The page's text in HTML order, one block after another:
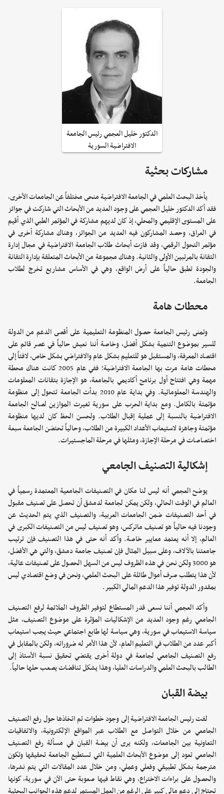
الدكتور خليل العجمي رئيس الجامعة
الافتراضية السورية
مشاركات بحثية
يأخذ البحث العلمي في الجامعة الافتراضية منحى مختلفاً عن الجامعات الأخرى،
فقد أكد الدكتور خليل العجمي على وجود العديد من الأبحاث التي شاركت في جوائز
على المستوى الإقليمي والمحلي، إذ كان لديهم مشاركة في المؤتمر الطبي الذي أقيم
في العراق، وحصد المشاركون فيه العديد من الجوائز، وهناك مشاركة أخرى في
مؤتمر التحول الرقمي، وقد فازت أبحاث طلاب الجامعة الافتراضية في مجال إدارة
التقانة بالمرتبين الأولى والثانية. وهناك مجموعة من الأبحاث المتعلقة بإدارة التقانة
والجودة تطبق حالياً على أرض الواقع، وهي في الأساس مشاريع تخرج لطلاب
الجامعة.
محطات هامة
وتمنى رئيس الجامعة حصول المنظومة التعليمية على أقصى الدعم من الدولة
للسير بموضوع التنمية بشكل أفضل، وخاصة أننا نعيش حالياً في عصر قائم على
اقتصاد المعرفة، والمستقبل هو للتعليم بشكل عام والافتراضي بشكل خاص، لافتاً إلى
محطات هامة مرت بها الجامعة الافتراضية؛ ففي عام 2005 كانت هناك محطة
مهمة وهي افتتاح أول برنامج أكاديمي بالجامعة، هو الإجازة بتقانات المعلومات
والهندسة المعلوماتية. وفي بداية عام 2010 بدأت الجامعة تتحول إلى منظومة
مؤتمتة بالكامل. ومع بداية الحرب على سورية تغيرت الموازين لصالح الجامعة
الافتراضية بالنسبة إلى عملية إقبال الطلاب. ولحسن الحظ كان لديها منظومة
مؤتمتة وجاهزة لاستيعاب الأعداد الكبيرة من الطلاب، وحالياً تحتضن الجامعة سبعة
اختصاصات في مرحلة الإجازة، ومثلها في مرحلة الماجستيرات.
إشكالية التصنيف الجامعي
يوضح العجمي أنه ليس لنا مكان في التصنيفات الجامعية المعتمدة رسمياً في
العالم في الوقت الحالي، ولكن يمكن لجامعة لدمشق أن تحصل على تصنيف مقبول
في أحد التصنيفات ضمن الجامعات العربية، والتصنيف الذي يتم الحديث عن
وجودنا فيه حالياً هو تصنيف ماتركس، وهو تصنيف ليس من التصنيفات الكبرى في
العالم، إلا أنه يعتمد معايير خاصة. وأكد أنه حتى في هذا التصنيف فإن ترتيب
جامعتنا بالآلاف، وعلى سبيل المثال فإن تصنيف جامعة دمشق، والتي هي الأفضل،
هو 3000 ولكن نحن في هذه الظروف ليس من السهل الحصول على تصنيفات عالية،
لأن هذا يتطلب صرف أموال طائلة على البحث العلمي، ونحن في وضع اقتصادي ليس
بمقدور الدولة توفير هذا الدعم المالي الكبير.
وأكد العجمي أننا نسعى قدر المستطاع لتوفير الظروف الملائمة لرفع التصنيف
الجامعي رغم وجود العديد من الإشكاليات المؤثرة على موضوع التصنيف، مثل
سياسة الاستيعاب في سورية، وهي سياسة لها طابع اجتماعي حيث يجب استيعاب
أكبر عدد من الطلاب في التعليم العام، لأن هذا الأمر له ضروراته، ولكن بالمقابل في
رفع التصنيف الجامعي لجامعة في دولة أخرى يقتضي تحقيق نسبة الأستاذ إلى
الطالب بالبحث العلمي والدراسات العليا، وهذا يشكل تناقضات يصعب حلها حالياً.
بيضة القبان
لفت رئيس الجامعة الافتراضية إلى وجود خطوات تم اتخاذها حول رفع التصنيف
الجامعي من خلال التواصل مع الطلاب عبر المواقع الإلكترونية، والاتفاقيات
التعاونية بين الجامعات، ولكنه يرى أن بيضة القبان في مسألة رفع التصنيف
الجامعي تعود إلى موضوع الأبحاث العلمية التي تستطيع الجامعة تحقيقها وتكون
مترجمة بشكل تطبيقي وفعلي وعملي، ومن خلال عدد المقالات التي يتم نشرها،
والحصول على براءات الاختراع، وهي نقاط فيها صعوبة حتى الآن في سورية، كونها
تحتاج إلى دعم مالي كبير على الرغم من العمل المستمر لدعم هذه الجوانب البحثية